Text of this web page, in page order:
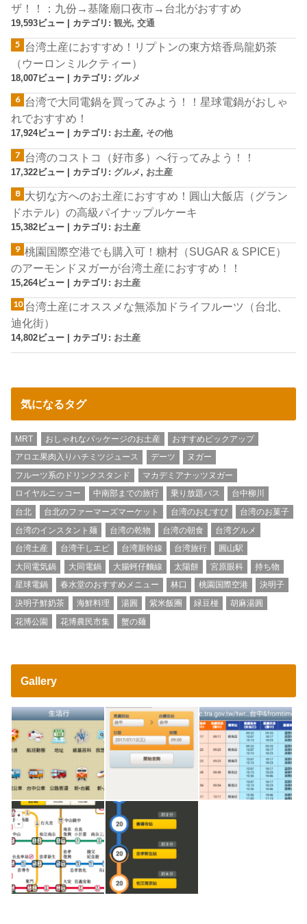
ザ！！：九份→基隆廟口夜市→台北がおすすめ
19,593ビュー | カテゴリ:観光,交通
台湾土産におすすめ！リプトンの東方焙香烏龍奶茶
（ウーロンミルクティー）
18,007ビュー カテゴリ: グルメ
台湾で大同電鍋を買ってみよう！！星球電鍋がおしゃ
れでおすすめ！
17,924ビュー カテゴリ: お土産, その他
台湾のコストコ（好市多）へ行ってみよう！！
17,322ビュー カテゴリ: グルメ , お土産
大切な方へのお土産におすすめ！圓山大飯店（グラン
ドホテル）の高級パイナップルケーキ
15,382ビュー カテゴリ: お土産
桃園国際空港でも購入可！糖村（SUGAR & SPICE）
のアーモンドヌガーが台湾土産におすすめ！！
15,264ビュー | カテゴリ: お土産
台湾土産にオススメな無添加ドライフルーツ（台北、
迪化街）
14,802ビュー カテゴリ: お土産
気になるタグ
MRT おしゃれなパッケージのお土産
おすすめピックアップ
アロエ果肉入りハチミツジュース
デーツ
ヌガー
フルーツ系のドリンクスタンド
マカデミアナッツヌガー
ロイヤルニッコー
中南部までの旅行 乗り放題パス
台中柳川
台北
台北のファーマーズマーケット 台湾のおむすび
台湾のお菓子
台湾のインスタント麺
台湾の乾物 台湾の朝食
台湾グルメ
台湾土産
台湾干しエビ 台湾新幹線 台湾旅行
圓山駅
大同電気鍋
大同電鍋 大腸蚵仔麵線 太陽餅 宮原眼科
持ち物
星球電鍋
春水堂のおすすめメニュー 林口 桃園国際空港
決明子
決明子鮮奶茶
海鮮料理 湯圓 紫米飯團 緑豆椪
胡麻湯圓
花博公園
花博農民市集 蟹の麺
Gallery